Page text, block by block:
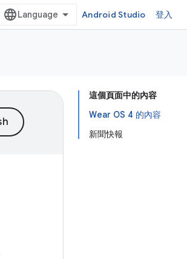
Android Studio 登入
這個頁面中的內容
Wear OS 4 的內容
新聞快報